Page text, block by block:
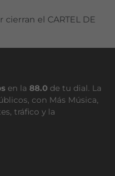
cierran el CARTEL DE
en la 88.0 de tu dial. La
con Más Música,
tráfico y la